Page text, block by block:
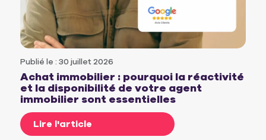
Publié le : 30 juillet 2026
Achat immobilier : pourquoi la réactivité
et la disponibilité de votre agent
immobilier sont essentielles
Lire l'article